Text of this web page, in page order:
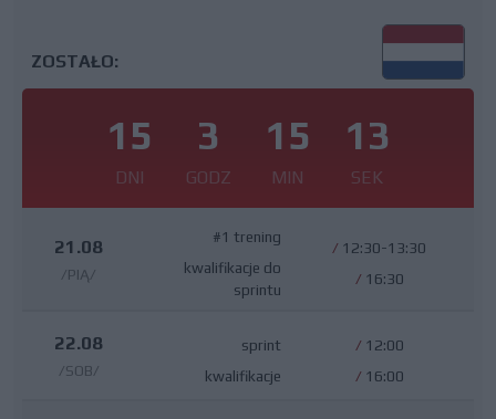
ZOSTAŁO:
15
DNI
3
GODZ
15
MIN
12
SEK
21.08
/PIĄ/
#1 trening
kwalifikacje do
sprintu
/ 12:30-13:30
/ 16:30
22.08
/SOB/
sprint
kwalifikacje
/ 12:00
/ 16:00